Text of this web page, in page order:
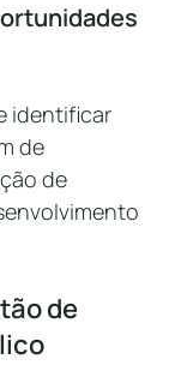
identificar
de
de
de